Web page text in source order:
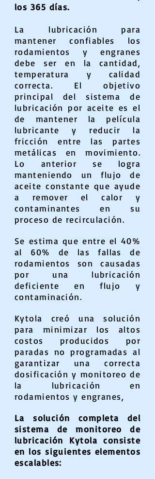
los 365 días.
La lubricación para
mantener confiables los
rodamientos y engranes
debe ser en la cantidad,
temperatura y calidad
correcta. El objetivo
principal del sistema de
lubricación por aceite es el
de mantener la película
lubricante y reducir la
fricción entre las partes
metálicas en movimiento.
Lo anterior se logra
manteniendo un flujo de
aceite constante que ayude
a remover el calor y
contaminantes en su
proceso de recirculación.
Se estima que entre el 40%
al 60% de las fallas de
rodamientos son causadas
por una lubricación
deficiente en flujo y
contaminación.
Kytola creó una solución
para minimizar los altos
costos producidos por
paradas no programadas al
garantizar una correcta
dosificación y monitoreo de
la lubricación en
rodamientos y engranes,
La solución completa del
sistema de monitoreo de
lubricación Kytola consiste
en los siguientes elementos
escalables: